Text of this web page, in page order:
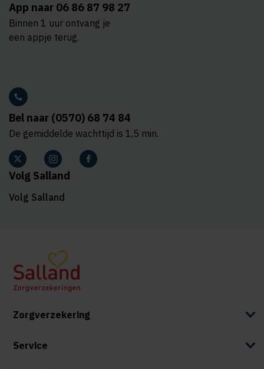
App naar 06 86 87 98 27
Binnen 1 uur ontvang je
een appje terug.
Bel naar (0570) 68 74 84
De gemiddelde wachttijd is 1,5 min.
Volg Salland
Volg Salland
Zorgverzekering
Service